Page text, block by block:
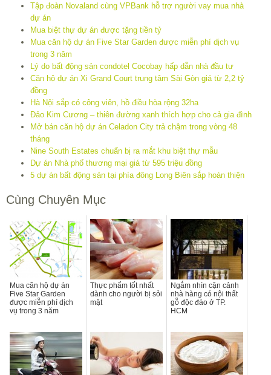
Tập đoàn Novaland cùng VPBank hỗ trợ người vay mua nhà
dự án
Mua biệt thự dự án được tặng tiền tỷ
Mua căn hộ dự án Five Star Garden được miễn phí dịch vụ
trong 3 năm
Lý do bất động sản condotel Cocobay hấp dẫn nhà đầu tư
Căn hộ dự án Xi Grand Court trung tâm Sài Gòn giá từ 2,2 tỷ
đồng
Hà Nội sắp có công viên, hồ điều hòa rộng 32ha
Đảo Kim Cương – thiên đường xanh thích hợp cho cả gia đình
Mở bán căn hộ dự án Celadon City trả chậm trong vòng 48
tháng
Nine South Estates chuẩn bị ra mắt khu biệt thự mẫu
Dự án Nhà phố thương mại giá từ 595 triệu đồng
5 dự án bất động sản tại phía đông Long Biên sắp hoàn thiện
Cùng Chuyên Mục
Mua căn hộ dự án
Five Star Garden
được miễn phí dịch
vụ trong 3 năm
Thực phẩm tốt nhất
dành cho người bị sỏi
mật
Ngắm nhìn cận cảnh
nhà hàng có nội thất
gỗ độc đáo ở TP.
HCM